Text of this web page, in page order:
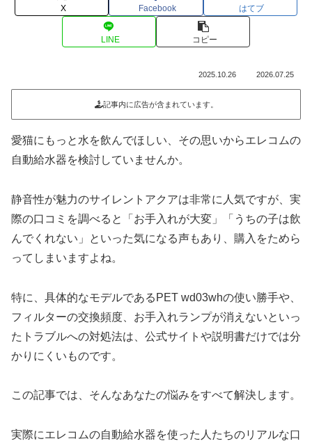
X Facebook はてブ
LINE コピー
2025.10.26 2026.07.25
記事内に広告が含まれています。
愛猫にもっと水を飲んでほしい、その思いからエレコムの
自動給水器を検討していませんか。
静音性が魅力のサイレントアクアは非常に人気ですが、実
際の口コミを調べると「お手入れが大変」「うちの子は飲
んでくれない」といった気になる声もあり、購入をためら
ってしまいますよね。
特に、具体的なモデルであるPET wd03whの使い勝手や、
フィルターの交換頻度、お手入れランプが消えないといっ
たトラブルへの対処法は、公式サイトや説明書だけでは分
かりにくいものです。
この記事では、そんなあなたの悩みをすべて解決します。
実際にエレコムの自動給水器を使った人たちのリアルな口